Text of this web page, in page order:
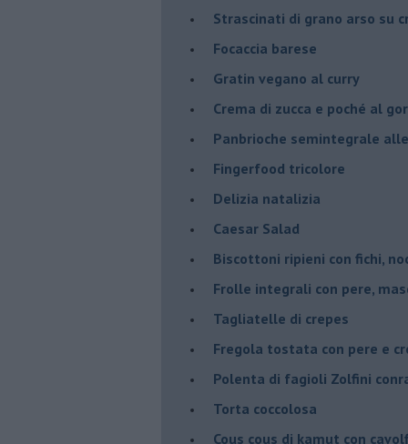
Strascinati di grano arso su
Focaccia barese
Gratin vegano al curry
Crema di zucca e poché al
Panbrioche semintegrale
Fingerfood tricolore
Delizia natalizia
Caesar Salad
Biscottoni ripieni con fichi,
Frolle integrali con pere,
Tagliatelle di crepes
Fregola tostata con pere e
Polenta di fagioli Zolfini
Torta coccolosa
Cous cous di kamut con